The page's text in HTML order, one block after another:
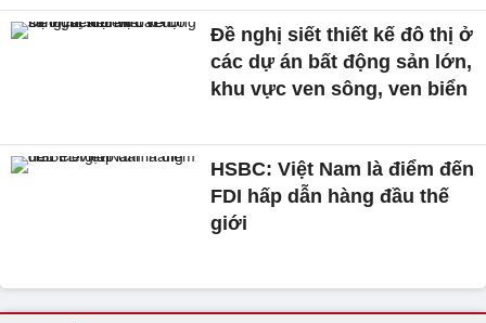
Đề nghị siết thiết kế đô thị ở
các dự án bất động sản lớn,
khu vực ven sông, ven biển
HSBC: Việt Nam là điểm đến
FDI hấp dẫn hàng đầu thế
giới